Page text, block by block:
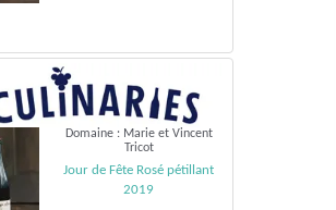
Domaine : Marie et Vincent
Tricot
Jour de Fête Rosé pétillant
2019